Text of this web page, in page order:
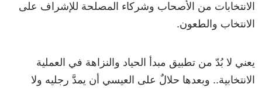
الانتخابات من الأصحاب وشركاء المصلحة للإشراف على
الانتخاب والطعون.
يعني لا بُدّ من تطبيق مبدأ الحياد والنزاهة في العملية
الانتخابية.. وبعدها حلالٌ على العيسي أن يمدَّ رجليه ولا